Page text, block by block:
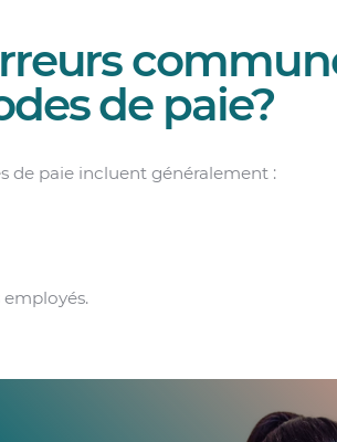
de paie?
de paie incluent généralement :